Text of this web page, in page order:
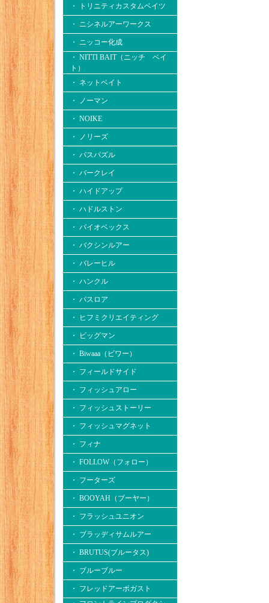
・ トリニティカスタムベイツ
・ ニシネルアーワークス
・ ニッコー化成
・ NITTI BAIT（ニッチ ベイ
ト）
・ ネットベイト
・ ノーマン
・ NOIKE
・ ノリーズ
・ バスパズル
・ バークレイ
・ ハイドアップ
・ ハドルストン
・ バイオベックス
・ バクシンルアー
・ バレーヒル
・ ハンクル
・ バスロア
・ ヒフミクリエイティング
・ ビッグマン
・ Biwaaa（ビワー）
・ フィールドサイド
・ フィッシュアロー
・ フィッシュストーリー
・ フィッシュマグネット
・ フィナ
・ FOLLOW（フォロー）
・ フーターズ
・ BOOYAH（ブーヤー）
・ フラッシュユニオン
・ ブラッディサムルアー
・ BRUTUS(ブルータス)
・ ブルーブルー
・ フレッドアーボガスト